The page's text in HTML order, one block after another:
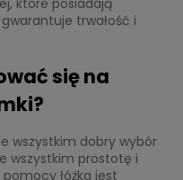
które posiadają
trwałość i
się na
wszystkim dobry wybór
wszystkim prostotę i
łóżka jest